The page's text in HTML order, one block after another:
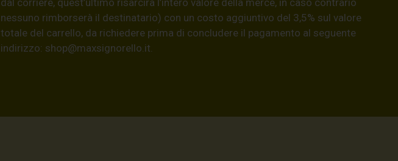
nessuno rimborserà il destinatario) con un costo aggiuntivo del 3,5% sul valore
totale del carrello, da richiedere prima di concludere il pagamento al seguente
indirizzo: shop@maxsignorello.it